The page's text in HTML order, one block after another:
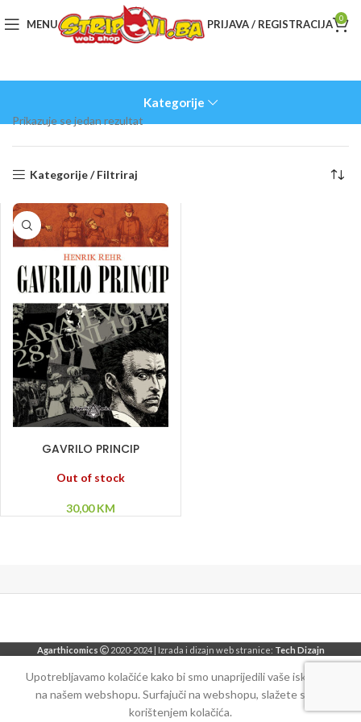
MENU PRIJAVA / REGISTRACIJA 0
Kategorije
Prikazuje se jedan rezultat
Kategorije / Filtriraj
GAVRILO PRINCIP
Out of stock
30,00KM
Agarthicomics 2020-2024 | Izrada i dizajn web stranice: Tech Dizajn
Upotrebljavamo kolačiće kako bi smo unaprijedili vaše iskustvo
na našem webshopu. Surfajuči na webshopu, slažete se sa
korištenjem kolačića.